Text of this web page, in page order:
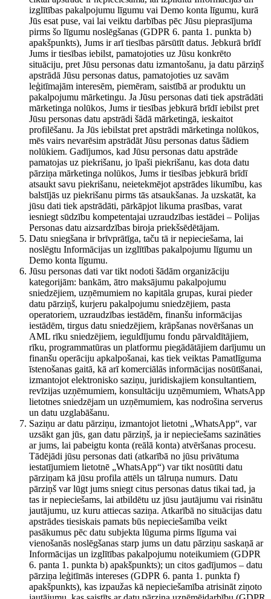
izglītības pakalpojumu līgumu vai Demo konta līgumu, kurā
Jūs esat puse, vai lai veiktu darbības pēc Jūsu pieprasījuma
pirms šo līgumu noslēgšanas (GDPR 6. panta 1. punkta b)
apakšpunkts), Jums ir arī tiesības pārsūtīt datus. Jebkurā brīdī
Jums ir tiesības iebilst, pamatojoties uz Jūsu konkrēto
situāciju, pret Jūsu personas datu izmantošanu, ja datu pārziņš
apstrādā Jūsu personas datus, pamatojoties uz savām
leģitīmajām interesēm, piemēram, saistībā ar produktu un
pakalpojumu mārketingu. Ja Jūsu personas dati tiek apstrādāti
mārketinga nolūkos, Jums ir tiesības jebkurā brīdī iebilst pret
Jūsu personas datu apstrādi šādā mārketingā, ieskaitot
profilēšanu. Ja Jūs iebilstat pret apstrādi mārketinga nolūkos,
mēs vairs nevarēsim apstrādāt Jūsu personas datus šādiem
nolūkiem. Gadījumos, kad Jūsu personas datu apstrāde
pamatojas uz piekrišanu, jo īpaši piekrišanu, kas dota datu
pārziņa mārketinga nolūkos, Jums ir tiesības jebkurā brīdī
atsaukt savu piekrišanu, neietekmējot apstrādes likumību, kas
balstījās uz piekrišanu pirms tās atsaukšanas. Ja uzskatāt, ka
jūsu dati tiek apstrādāti, pārkāpjot likuma prasības, varat
iesniegt sūdzību kompetentajai uzraudzības iestādei – Polijas
Personas datu aizsardzības biroja priekšsēdētājam.
Datu sniegšana ir brīvprātīga, taču tā ir nepieciešama, lai
noslēgtu Informācijas un izglītības pakalpojumu līgumu un
Demo konta līgumu.
Jūsu personas dati var tikt nodoti šādām organizāciju
kategorijām: bankām, ātro maksājumu pakalpojumu
sniedzējiem, uzņēmumiem no kapitāla grupas, kurai pieder
datu pārziņš, kurjeru pakalpojumu sniedzējiem, pasta
operatoriem, uzraudzības iestādēm, finanšu informācijas
iestādēm, tirgus datu sniedzējiem, krāpšanas novēršanas un
AML rīku sniedzējiem, ieguldījumu fondu pārvaldītājiem,
rīku, programmatūras un platformu piegādātājiem darījumu un
finanšu operāciju apkalpošanai, kas tiek veiktas Pamatlīguma
īstenošanas gaitā, kā arī komerciālās informācijas nosūtīšanai,
izmantojot elektronisko saziņu, juridiskajiem konsultantiem,
revīzijas uzņēmumiem, konsultāciju uzņēmumiem, WhatsApp
lietotnes sniedzējam un uzņēmumiem, kas nodrošina serverus
un datu uzglabāšanu.
Saziņu ar datu pārziņu, izmantojot lietotni „WhatsApp“, var
uzsākt gan jūs, gan datu pārziņš, ja ir nepieciešams sazināties
ar jums, lai pabeigtu konta (reālā konta) atvēršanas procesu.
Tādējādi jūsu personas dati (atkarībā no jūsu privātuma
iestatījumiem lietotnē „WhatsApp“) var tikt nosūtīti datu
pārziņam kā jūsu profila attēls un tālruņa numurs. Datu
pārziņš var lūgt jums sniegt citus personas datus tikai tad, ja
tas ir nepieciešams, lai atbildētu uz jūsu jautājumu vai risinātu
jautājumu, uz kuru attiecas saziņa. Atkarībā no situācijas datu
apstrādes tiesiskais pamats būs nepieciešamība veikt
pasākumus pēc datu subjekta lūguma pirms līguma vai
vienošanās noslēgšanas starp jums un datu pārziņu saskaņā ar
Informācijas un izglītības pakalpojumu noteikumiem (GDPR
6. panta 1. punkta b) apakšpunkts); un citos gadījumos – datu
pārziņa leģitīmās intereses (GDPR 6. panta 1. punkta f)
apakšpunkts), kas izpaužas kā nepieciešamība atrisināt ziņoto